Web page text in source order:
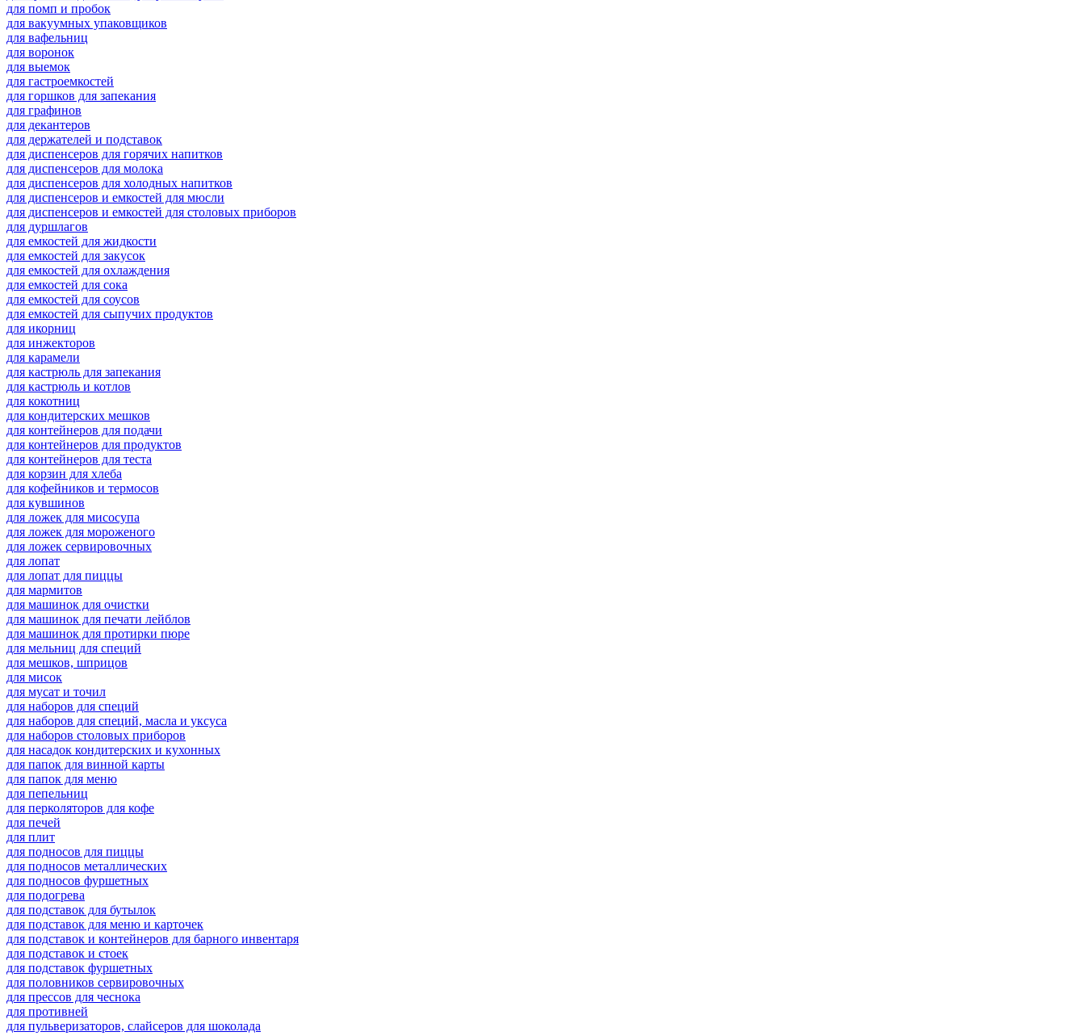
для помп и пробок
для вакуумных упаковщиков
для вафельниц
для воронок
для выемок
для гастроемкостей
для горшков для запекания
для графинов
для декантеров
для держателей и подставок
для диспенсеров для горячих напитков
для диспенсеров для молока
для диспенсеров для холодных напитков
для диспенсеров и емкостей для мюсли
для диспенсеров и емкостей для столовых приборов
для дуршлагов
для емкостей для жидкости
для емкостей для закусок
для емкостей для охлаждения
для емкостей для сока
для емкостей для соусов
для емкостей для сыпучих продуктов
для икорниц
для инжекторов
для карамели
для кастрюль для запекания
для кастрюль и котлов
для кокотниц
для кондитерских мешков
для контейнеров для подачи
для контейнеров для продуктов
для контейнеров для теста
для корзин для хлеба
для кофейников и термосов
для кувшинов
для ложек для мисосупа
для ложек для мороженого
для ложек сервировочных
для лопат
для лопат для пиццы
для мармитов
для машинок для очистки
для машинок для печати лейблов
для машинок для протирки пюре
для мельниц для специй
для мешков, шприцов
для мисок
для мусат и точил
для наборов для специй
для наборов для специй, масла и уксуса
для наборов столовых приборов
для насадок кондитерских и кухонных
для папок для винной карты
для папок для меню
для пепельниц
для перколяторов для кофе
для печей
для плит
для подносов для пиццы
для подносов металлических
для подносов фуршетных
для подогрева
для подставок для бутылок
для подставок для меню и карточек
для подставок и контейнеров для барного инвентаря
для подставок и стоек
для подставок фуршетных
для половников сервировочных
для прессов для чеснока
для противней
для пульверизаторов, слайсеров для шоколада